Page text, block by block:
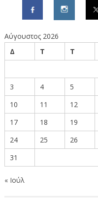
Αύγουστος 2026
Δ
Τ Τ
3
4 5
10
11 12
17
18 19
24
25 26
31
« Ιούλ